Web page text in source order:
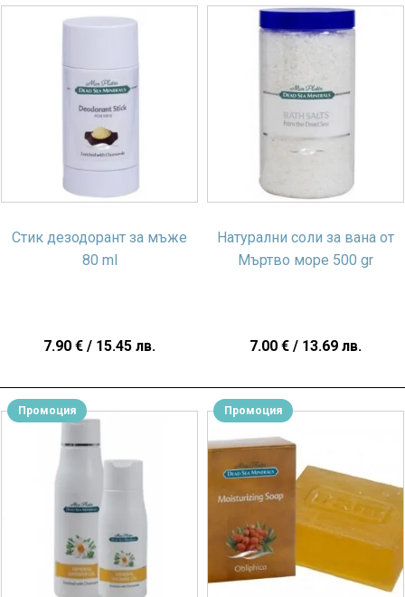
Стик дезодорант за мъже
80 ml
7.90 € / 15.45 лв.
Натурални соли за вана от
Мъртво море 500 gr
7.00 € / 13.69 лв.
Промоция Промоция